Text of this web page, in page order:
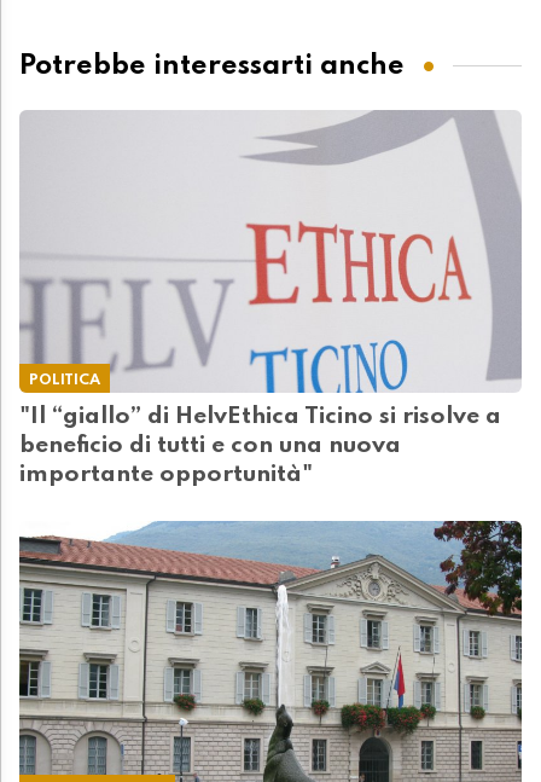
Potrebbe interessarti anche
POLITICA
"Il “giallo” di HelvEthica Ticino si risolve a
beneficio di tutti e con una nuova
importante opportunità"